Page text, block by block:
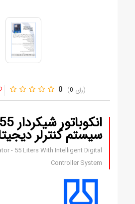
0 0
سیستم کنترلر
- 55 Liters With Intelligent Digital
Controller System